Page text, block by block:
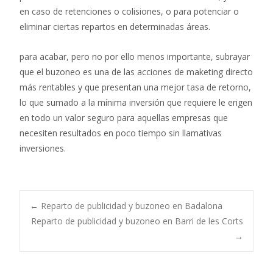
en caso de retenciones o colisiones, o para potenciar o
eliminar ciertas repartos en determinadas áreas.
para acabar, pero no por ello menos importante, subrayar
que el buzoneo es una de las acciones de maketing directo
más rentables y que presentan una mejor tasa de retorno,
lo que sumado a la mínima inversión que requiere le erigen
en todo un valor seguro para aquellas empresas que
necesiten resultados en poco tiempo sin llamativas
inversiones.
Post
navigation
← Reparto de publicidad y buzoneo en Badalona
Reparto de publicidad y buzoneo en Barri de les Corts
→